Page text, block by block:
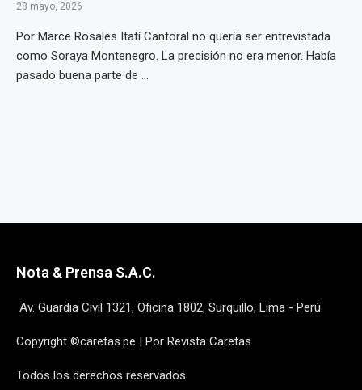
28 mayo, 2026
Por Marce Rosales Itatí Cantoral no quería ser entrevistada
como Soraya Montenegro. La precisión no era menor. Había
pasado buena parte de ...
Nota & Prensa S.A.C.
Av. Guardia Civil 1321, Oficina 1802, Surquillo, Lima - Perú
Copyright ©caretas.pe | Por Revista Caretas
Todos los derechos reservados